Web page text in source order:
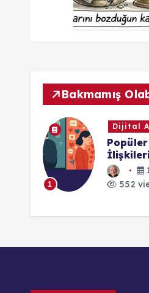
Bakmamış
1
Dijital
552